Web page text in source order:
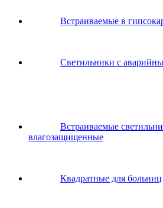
Встраиваемые в
Светильники с
Встраиваемые
влагозащищенные
Квадратные для больниц